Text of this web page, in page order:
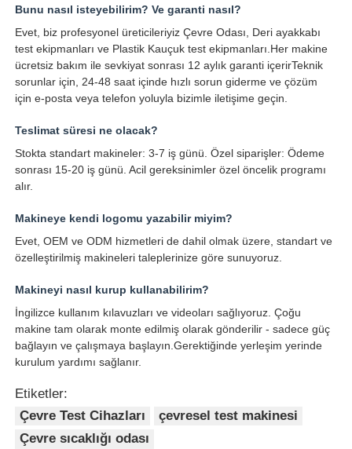
Bunu nasıl isteyebilirim? Ve garanti nasıl?
Evet, biz profesyonel üreticileriyiz Çevre Odası, Deri ayakkabı
test ekipmanları ve Plastik Kauçuk test ekipmanları.Her makine
ücretsiz bakım ile sevkiyat sonrası 12 aylık garanti içerirTeknik
sorunlar için, 24-48 saat içinde hızlı sorun giderme ve çözüm
için e-posta veya telefon yoluyla bizimle iletişime geçin.
Teslimat süresi ne olacak?
Stokta standart makineler: 3-7 iş günü. Özel siparişler: Ödeme
sonrası 15-20 iş günü. Acil gereksinimler özel öncelik programı
alır.
Makineye kendi logomu yazabilir miyim?
Evet, OEM ve ODM hizmetleri de dahil olmak üzere, standart ve
özelleştirilmiş makineleri taleplerinize göre sunuyoruz.
Makineyi nasıl kurup kullanabilirim?
İngilizce kullanım kılavuzları ve videoları sağlıyoruz. Çoğu
makine tam olarak monte edilmiş olarak gönderilir - sadece güç
bağlayın ve çalışmaya başlayın.Gerektiğinde yerleşim yerinde
kurulum yardımı sağlanır.
Etiketler:
Çevre Test Cihazları
çevresel test makinesi
Çevre sıcaklığı odası